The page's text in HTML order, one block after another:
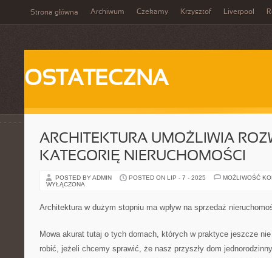
Strona główna Archiwum Czekamy Krzysztof Liverpool
OSTATECZNA
ARCHITEKTURA UMOŻLIWIA
KATEGORIĘ NIERUCHOMOŚCI
POSTED BY ADMIN POSTED ON LIP - 7 - 2025
MOŻLIWOŚĆ
WYŁĄCZONA
Architektura w dużym stopniu ma wpływ na sprzedaż
Mowa akurat tutaj o tych domach, których w praktyce jeszcze
robić, jeżeli chcemy sprawić, że nasz przyszły dom